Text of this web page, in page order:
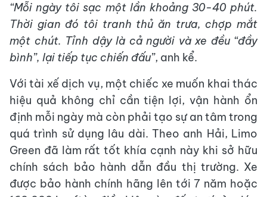
“Mỗi ngày tôi sạc một lần khoảng 30-40 phút.
Thời gian đó tôi tranh thủ ăn trưa, chợp mắt
một chút. Tỉnh dậy là cả người và xe đều “đầy
bình”, lại tiếp tục chiến đấu”, anh kể.
Với tài xế dịch vụ, một chiếc xe muốn khai thác
hiệu quả không chỉ cần tiện lợi, vận hành ổn
định mỗi ngày mà còn phải tạo sự an tâm trong
quá trình sử dụng lâu dài. Theo anh Hải, Limo
Green đã làm rất tốt khía cạnh này khi sở hữu
chính sách bảo hành dẫn đầu thị trường. Xe
được bảo hành chính hãng lên tới 7 năm hoặc